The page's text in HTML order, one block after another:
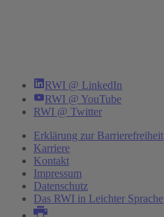
RWI @ LinkedIn
RWI @ YouTube
RWI @ Twitter
Erklärung zur Barrierefreiheit
Karriere
Kontakt
Impressum
Datenschutz
Das RWI in Leichter Sprache